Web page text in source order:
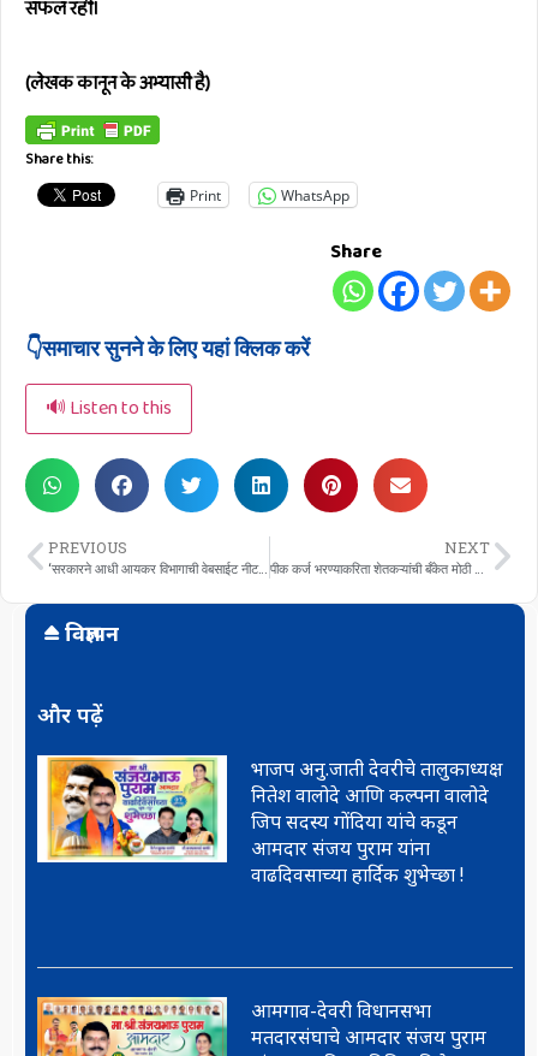
सफल रही।
(लेखक कानून के अभ्यासी है)
Share this:
Print WhatsApp
Share
👇समाचार सुनने के लिए यहां क्लिक करें
🔊 Listen to this
PREVIOUS
‘सरकारने आधी आयकर विभागाची वेबसाईट नीट चालवावी’; साईट क्रॅश झाल्याने सर्वसामान्य संतापले
NEXT
पीक कर्ज भरण्याकरिता शेतकऱ्यांची बँकेत मोठी गर्दी
विज्ञापन
और पढ़ें
भाजप अनु.जाती देवरीचे तालुकाध्यक्ष
नितेश वालोदे आणि कल्पना वालोदे
जिप सदस्य गोंदिया यांचे कडून
आमदार संजय पुराम यांना
वाढदिवसाच्या हार्दिक शुभेच्छा !
आमगाव-देवरी विधानसभा
मतदारसंघाचे आमदार संजय पुराम